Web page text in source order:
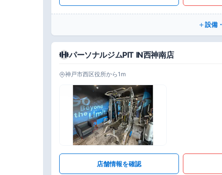
設備
パーソナルジムPIT IN西神南店
神戸市西区役所から1m
店舗情報を確認